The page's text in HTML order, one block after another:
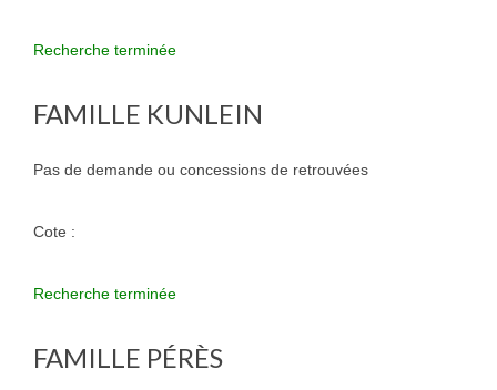
Recherche terminée
FAMILLE KUNLEIN
Pas de demande ou concessions de retrouvées
Cote :
Recherche terminée
FAMILLE PÉRÈS